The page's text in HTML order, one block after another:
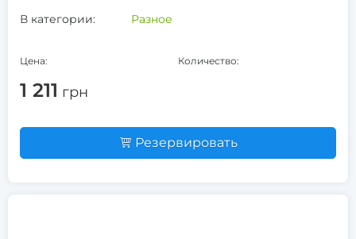
В категории:
Разное
Цена:
1 211 грн
Количество:
Резервировать